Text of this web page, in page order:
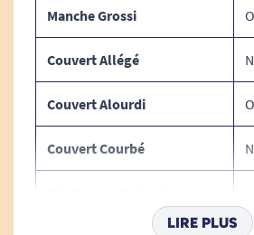
Caractéristiques
du couteau lesté Big
DIMENSIONS :
Longueur : 18 cm
Diamètre : 3,5 cm
Manche Grossi
Couvert Allégé
Couvert Alourdi
Couvert Courbé
LIRE PLUS